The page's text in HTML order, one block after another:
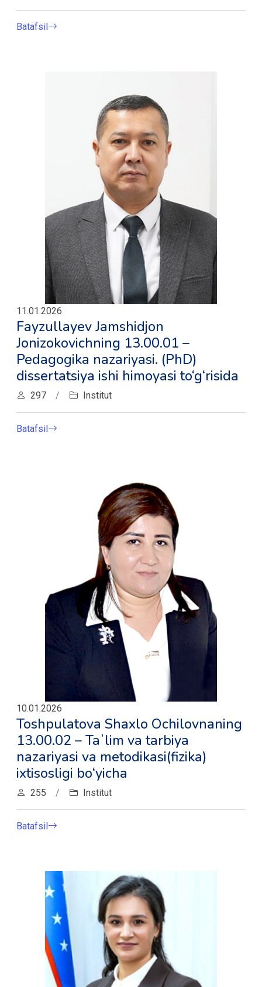
Batafsil
11.01.2026
Fayzullayev Jamshidjon
Jonizokovichning 13.00.01 –
Pedagogika nazariyasi. (PhD)
dissertatsiya ishi himoyasi to‘g‘risida
297 / Institut
Batafsil
10.01.2026
Toshpulatova Shaxlo Ochilovnaning
13.00.02 – Taʼlim va tarbiya
nazariyasi va metodikasi(fizika)
ixtisosligi bо‘yicha
255 / Institut
Batafsil